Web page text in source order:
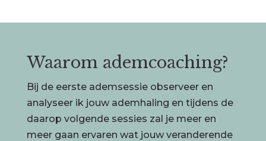
Waarom ademcoaching?
Bij de eerste ademsessie observeer en
analyseer ik jouw ademhaling en tijdens de
daarop volgende sessies zal je meer en
meer gaan ervaren wat jouw veranderende